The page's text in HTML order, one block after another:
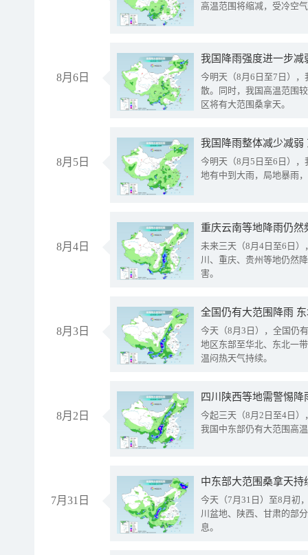
高温范围将缩减，受冷空
8月6日
今明天（8月6日至7日）
散。同时，我国高温范围
区将有大范围桑拿天。
8月5日
我国降雨整体减少减弱
今明天（8月5日至6日）
地有中到大雨，局地暴雨
8月4日
重庆云南等地降雨仍然
未来三天（8月4日至6日
川、重庆、贵州等地仍然
害。
8月3日
全国仍有大范围降雨
今天（8月3日），全国仍
地区东部至华北、东北一
温闷热天气持续。
8月2日
今起三天（8月2日至4日
我国中东部仍有大范围高
7月31日
中东部大范围桑拿天
今天（7月31日）至8月初
川盆地、陕西、甘肃的部
息。